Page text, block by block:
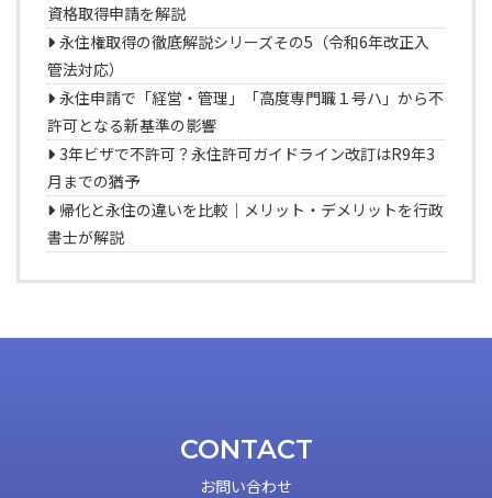
資格取得申請を解説
永住権取得の徹底解説シリーズその5（令和6年改正入
管法対応）
永住申請で「経営・管理」「高度専門職１号ハ」から不
許可となる新基準の影響
3年ビザで不許可？永住許可ガイドライン改訂はR9年3
月までの猶予
帰化と永住の違いを比較｜メリット・デメリットを行政
書士が解説
CONTACT
お問い合わせ